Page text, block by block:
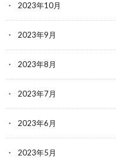
2023年10月
2023年9月
2023年8月
2023年7月
2023年6月
2023年5月